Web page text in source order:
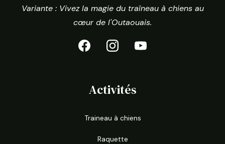
Variante : Vivez la magie du traîneau à chiens au
cœur de l'Outaouais.
Activités
Traineau à chiens
Raquette